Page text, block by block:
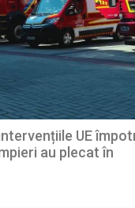
UE
au plecat în